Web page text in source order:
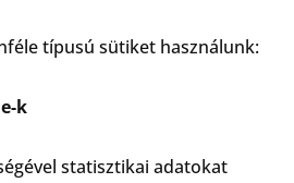
típusú sütiket használunk:
k
statisztikai adatokat